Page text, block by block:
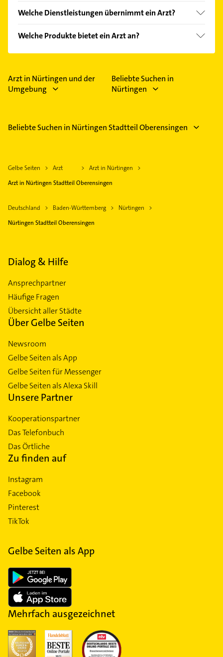
Bitte beachten Sie, dass diese an Sonn- und
Welche Dienstleistungen übernimmt ein Arzt?
Allgemeine Vorsorge, Belastungs-EKG,
Blutdruckmessung, Diabetes und Diagnose.
Welche Produkte bietet ein Arzt an?
Das Angebot umfasst unter anderem Check-Up,
Arzt in Nürtingen und der
Umgebung
Beliebte Suchen in
Nürtingen
Beliebte Suchen in Nürtingen Stadtteil Oberensingen
Gelbe Seiten Arzt
Arzt in Nürtingen
Arzt in Nürtingen Stadtteil Oberensingen
Deutschland Baden-Württemberg
Nürtingen
Nürtingen Stadtteil Oberensingen
Dialog & Hilfe
Ansprechpartner
Häufige Fragen
Übersicht aller Städte
Über Gelbe Seiten
Newsroom
Gelbe Seiten als App
Gelbe Seiten für Messenger
Gelbe Seiten als Alexa Skill
Unsere Partner
Kooperationspartner
Das Telefonbuch
Das Örtliche
Zu finden auf
Instagram
Facebook
Pinterest
TikTok
Gelbe Seiten als App
Mehrfach ausgezeichnet